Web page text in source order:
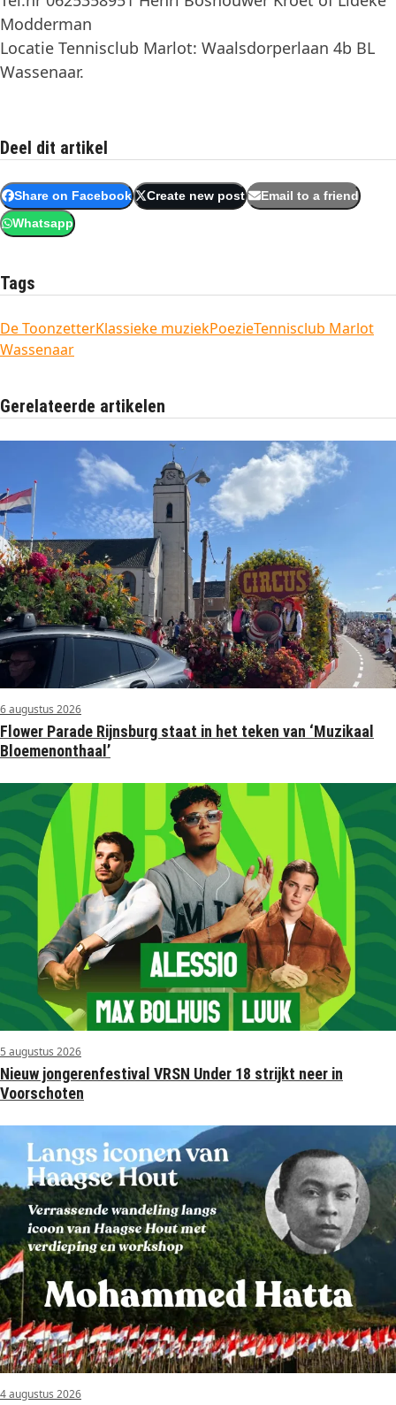
Modderman
Locatie Tennisclub Marlot: Waalsdorperlaan 4b BL
Wassenaar.
Deel dit artikel
Share on Facebook Create new post Email to a friend
Whatsapp
Tags
De ToonzetterKlassieke muziekPoezieTennisclub Marlot
Wassenaar
Gerelateerde artikelen
6 augustus 2026
Flower Parade Rijnsburg staat in het teken van ‘Muzikaal
Bloemenonthaal’
5 augustus 2026
Nieuw jongerenfestival VRSN Under 18 strijkt neer in
Voorschoten
4 augustus 2026